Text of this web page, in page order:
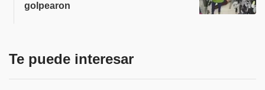
golpearon
Te puede interesar